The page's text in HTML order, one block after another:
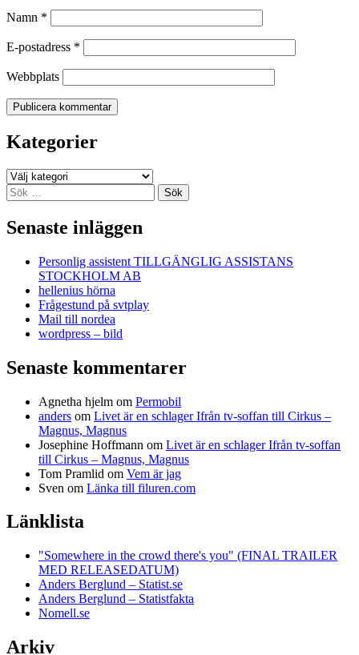
Namn *
E-postadress *
Webbplats
Kategorier
Kategorier
Sök
efter:
Senaste inläggen
Personlig assistent TILLGÄNGLIG ASSISTANS
STOCKHOLM AB
hellenius hörna
Frågestund på svtplay
Mail till nordea
wordpress – bild
Senaste kommentarer
Agnetha hjelm om Permobil
anders om Livet är en schlager Ifrån tv-soffan till Cirkus –
Magnus, Magnus
Josephine Hoffmann om Livet är en schlager Ifrån tv-soffan
till Cirkus – Magnus, Magnus
Tom Pramlid om Vem är jag
Sven om Länka till filuren.com
Länklista
"Somewhere in the crowd there's you" (FINAL TRAILER
MED RELEASEDATUM)
Anders Berglund – Statist.se
Anders Berglund – Statistfakta
Nomell.se
Arkiv